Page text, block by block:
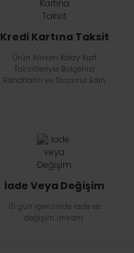
Kredi Kartına Taksit
Ürün Alırken Kolay Kart
Taksitleriyle Bütçenizi
Rahatlatın ve Tasarruf Edin
İade Veya Değişim
15 gün içerisinde iade ve
değişim imkanı.